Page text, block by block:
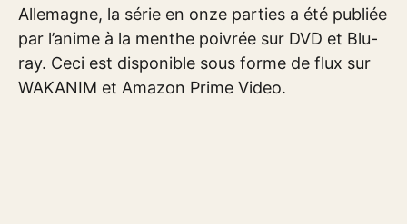
Allemagne, la série en onze parties a été publiée
par l’anime à la menthe poivrée sur DVD et Blu-
ray. Ceci est disponible sous forme de flux sur
WAKANIM et Amazon Prime Video.